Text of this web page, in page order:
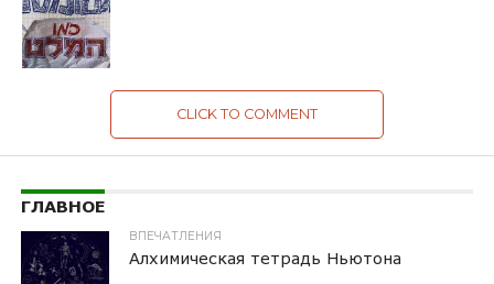
CLICK TO COMMENT
ГЛАВНОЕ
ВПЕЧАТЛЕНИЯ
Алхимическая тетрадь Ньютона